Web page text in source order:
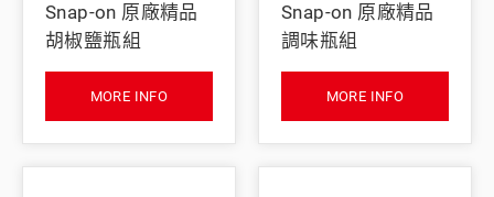
Snap-on 原廠精品
胡椒鹽瓶組
MORE INFO
Snap-on 原廠精品
調味瓶組
MORE INFO